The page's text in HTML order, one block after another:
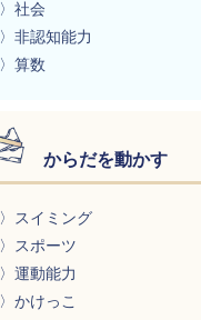
〉社会
〉非認知能力
〉算数
からだを動かす
〉スイミング
〉スポーツ
〉運動能力
〉かけっこ